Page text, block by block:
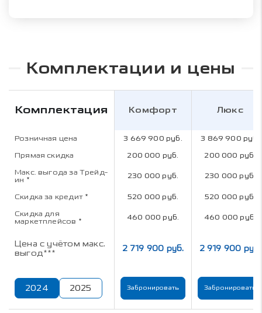
Комплектации и цены
Комплектация Комфорт Люкс
Розничная цена 3 669 900 руб. 3 869 900 руб.
Прямая скидка 200 000 руб. 200 000 руб.
Макс. выгода за Трейд-
ин * 230 000 руб. 230 000 руб.
Скидка за кредит * 520 000 руб. 520 000 руб.
Скидка для
маркетплейсов * 460 000 руб. 460 000 руб.
Цена с учётом макс.
выгод***
2 719 900 руб. 2 919 900 руб.
2024 2025 Забронировать Забронировать